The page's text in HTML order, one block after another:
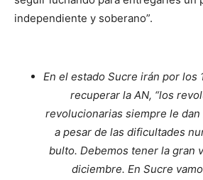
independiente y soberano”.
En el estado Sucre irán por los
recuperar la AN, “los
revolucionarias siempre le dan
a pesar de las dificultades
bulto. Debemos tener la gran
diciembre. En Sucre